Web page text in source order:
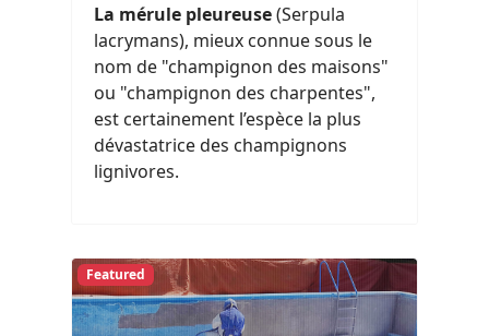
La mérule pleureuse(Serpula
lacrymans), mieux connue sous le
nom de "champignon des maisons"
ou "champignon des charpentes",
est certainement l’espèce la plus
dévastatrice des champignons
lignivores.
Featured